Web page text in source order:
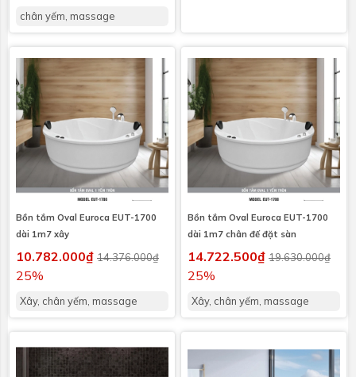
chân yếm, massage
Bồn tắm Oval Euroca EUT-1700
dài 1m7 xây
10.782.000₫ 14.376.000₫
25%
Xây, chân yếm, massage
Bồn tắm Oval Euroca EUT-1700
dài 1m7 chân đế đặt sàn
14.722.500₫ 19.630.000₫
25%
Xây, chân yếm, massage